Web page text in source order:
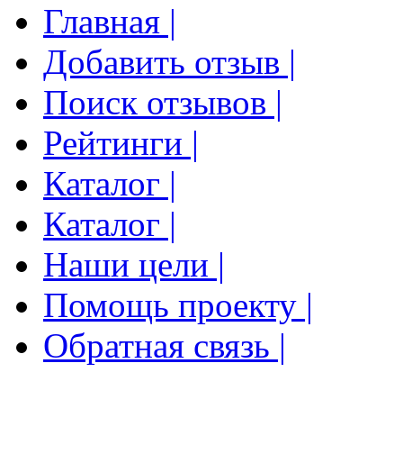
Главная |
Добавить отзыв |
Поиск отзывов |
Рейтинги |
Каталог |
Каталог |
Наши цели |
Помощь проекту |
Обратная связь |